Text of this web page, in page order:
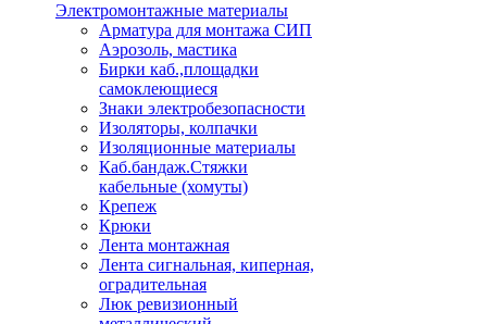
Электромонтажные материалы
Арматура для монтажа СИП
Аэрозоль, мастика
Бирки каб.,площадки
самоклеющиеся
Знаки электробезопасности
Изоляторы, колпачки
Изоляционные материалы
Каб.бандаж.Стяжки
кабельные (хомуты)
Крепеж
Крюки
Лента монтажная
Лента сигнальная, киперная,
оградительная
Люк ревизионный